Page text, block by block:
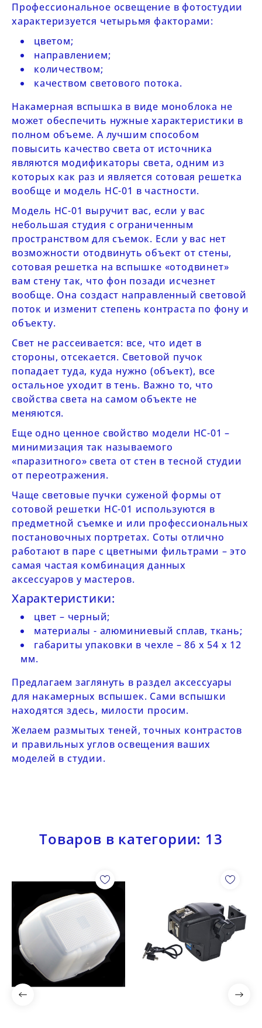
Профессиональное освещение в фотостудии
характеризуется четырьмя факторами:
цветом;
направлением;
количеством;
качеством светового потока.
Накамерная вспышка в виде моноблока не
может обеспечить нужные характеристики в
полном объеме. А лучшим способом
повысить качество света от источника
являются модификаторы света, одним из
которых как раз и является сотовая решетка
вообще и модель HC-01 в частности.
Модель HC-01 выручит вас, если у вас
небольшая студия с ограниченным
пространством для съемок. Если у вас нет
возможности отодвинуть объект от стены,
сотовая решетка на вспышке «отодвинет»
вам стену так, что фон позади исчезнет
вообще. Она создаст направленный световой
поток и изменит степень контраста по фону и
объекту.
Свет не рассеивается: все, что идет в
стороны, отсекается. Световой пучок
попадает туда, куда нужно (объект), все
остальное уходит в тень. Важно то, что
свойства света на самом объекте не
меняются.
Еще одно ценное свойство модели HC-01–
минимизация так называемого
«паразитного» света от стен в тесной студии
от переотражения.
Чаще световые пучки суженой формы от
сотовой решетки HC-01 используются в
предметной съемке и или профессиональных
постановочных портретах. Соты отлично
работают в паре с цветными фильтрами – это
самая частая комбинация данных
аксессуаров у мастеров.
Характеристики:
цвет – черный;
материалы - алюминиевый сплав, ткань;
габариты упаковки в чехле – 86 х 54 х 12
мм.
Предлагаем заглянуть в разделаксессуары
для накамерных вспышек. Сами вспышки
находятсяздесь, милости просим.
Желаем размытых теней, точных контрастов
и правильных углов освещения ваших
моделей в студии.
Товаров в категории: 13